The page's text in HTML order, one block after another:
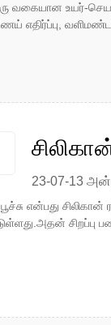
வகையான உயர்-
எதிர்ப்பு,
23-07-13
என்பது
சிறப்பு